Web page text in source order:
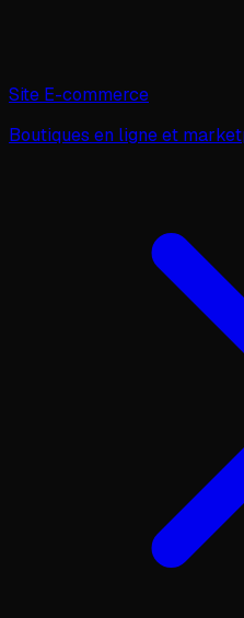
Site E-commerce
Boutiques en ligne et